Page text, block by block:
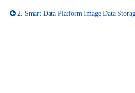
2. Smart Data Platform Image Data